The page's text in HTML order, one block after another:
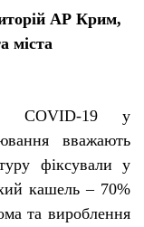
АР Крим,
міста
COVID-19 у
вважають
фіксували у
кашель – 70%
та вироблення